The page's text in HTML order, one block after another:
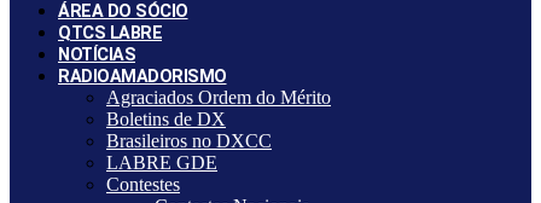
ÁREA DO SÓCIO
QTCS LABRE
NOTÍCIAS
RADIOAMADORISMO
Agraciados Ordem do Mérito
Boletins de DX
Brasileiros no DXCC
LABRE GDE
Contestes